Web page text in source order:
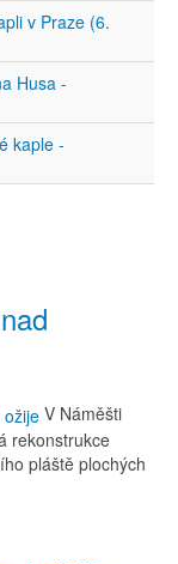
v Praze (6.
Husa -
kaple -
V Náměšti
rekonstrukce
pláště plochých